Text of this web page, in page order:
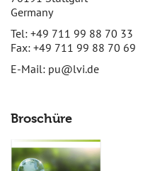
Germany
Tel: +49 711 99 88 70 33
Fax: +49 711 99 88 70 69
E-Mail: pu@lvi.de
Broschüre